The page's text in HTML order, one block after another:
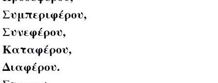
Συμπεριφέρου,
Συνεφέρου,
Καταφέρου,
Διαφέρου.